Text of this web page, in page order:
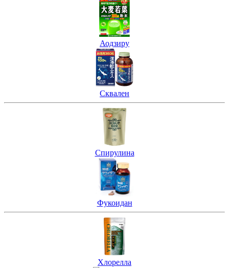
Аодзиру
Сквален
Спирулина
Фукоидан
Хлорелла